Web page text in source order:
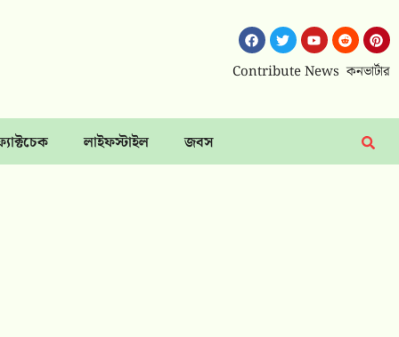
Contribute News কনভার্টার
লাইফস্টাইল জবস